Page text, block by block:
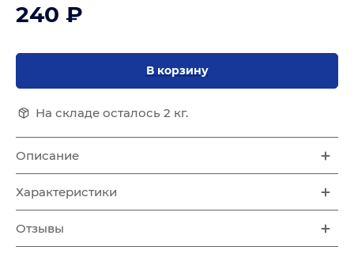
240 ₽
В корзину
На складе осталось 2 кг.
Описание
Характеристики
Отзывы